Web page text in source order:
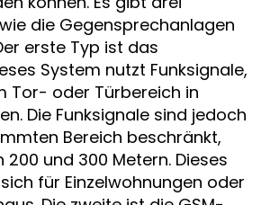
die Gegensprechanlagen
erste Typ ist das
System nutzt Funksignale,
Tor- oder Türbereich in
Die Funksignale sind jedoch
Bereich beschränkt,
und 300 Metern. Dieses
für Einzelwohnungen oder